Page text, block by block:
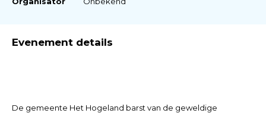
Evenement details
De gemeente Het Hogeland barst van de geweldige